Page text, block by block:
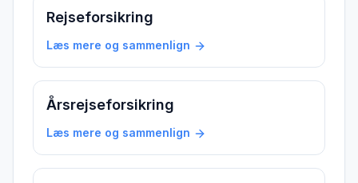
Rejseforsikring
Læs mere og sammenlign
Årsrejseforsikring
Læs mere og sammenlign